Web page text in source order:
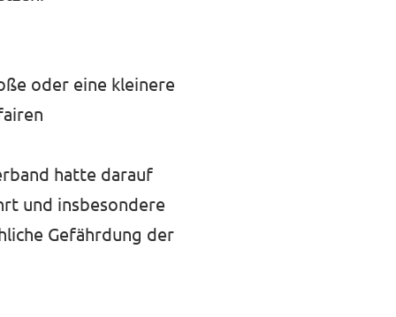
oder eine kleinere
hatte darauf
und insbesondere
Gefährdung der